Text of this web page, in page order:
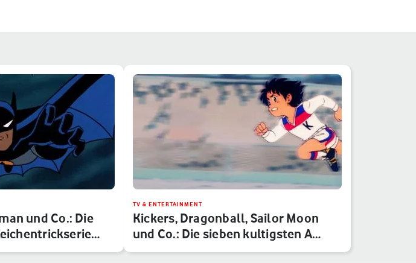
und Co.: Die
TV & ENTERTAINMENT
Kickers, Dragonball, Sailor Moon
und Co.: Die sieben kultigsten A…